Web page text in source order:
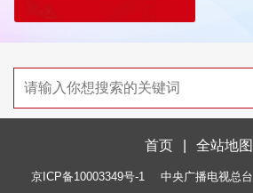
首页 全站地图
京ICP备10003349号-1 中央广播电视总台